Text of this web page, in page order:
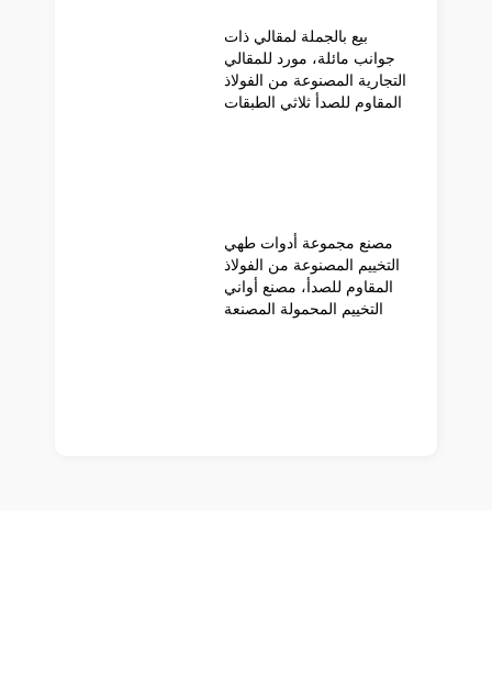
بيع بالجملة لمقالي ذات
جوانب مائلة، مورد للمقالي
التجارية المصنوعة من الفولاذ
المقاوم للصدأ ثلاثي الطبقات
مصنع مجموعة أدوات طهي
التخييم المصنوعة من الفولاذ
المقاوم للصدأ، مصنع أواني
التخييم المحمولة المصنعة